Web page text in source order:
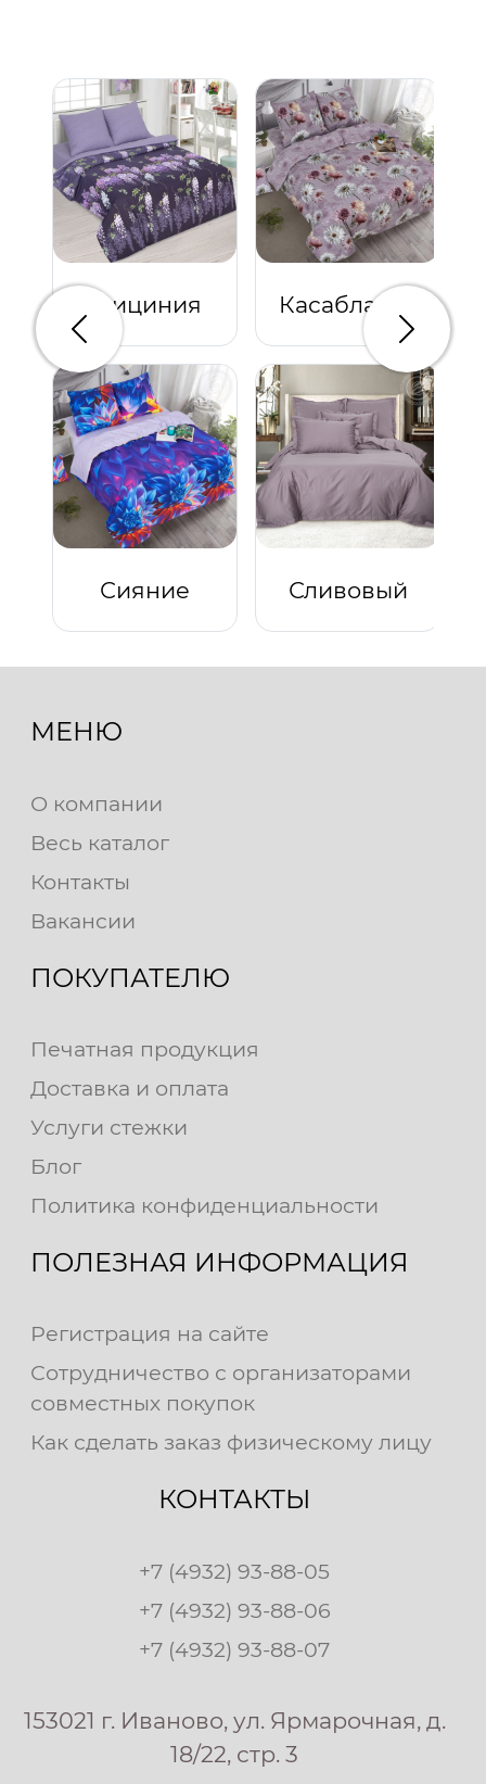
Глициния Касабланка
Сияние Сливовый
Предыдущий
МЕНЮ
О компании
Весь каталог
Контакты
Вакансии
ПОКУПАТЕЛЮ
Печатная продукция
Доставка и оплата
Услуги стежки
Блог
Политика конфиденциальности
ПОЛЕЗНАЯ ИНФОРМАЦИЯ
Регистрация на сайте
Сотрудничество с организаторами
совместных покупок
Как сделать заказ физическому лицу
КОНТАКТЫ
+7 (4932) 93-88-05
+7 (4932) 93-88-06
+7 (4932) 93-88-07
153021 г. Иваново, ул. Ярмарочная, д.
18/22, стр. 3